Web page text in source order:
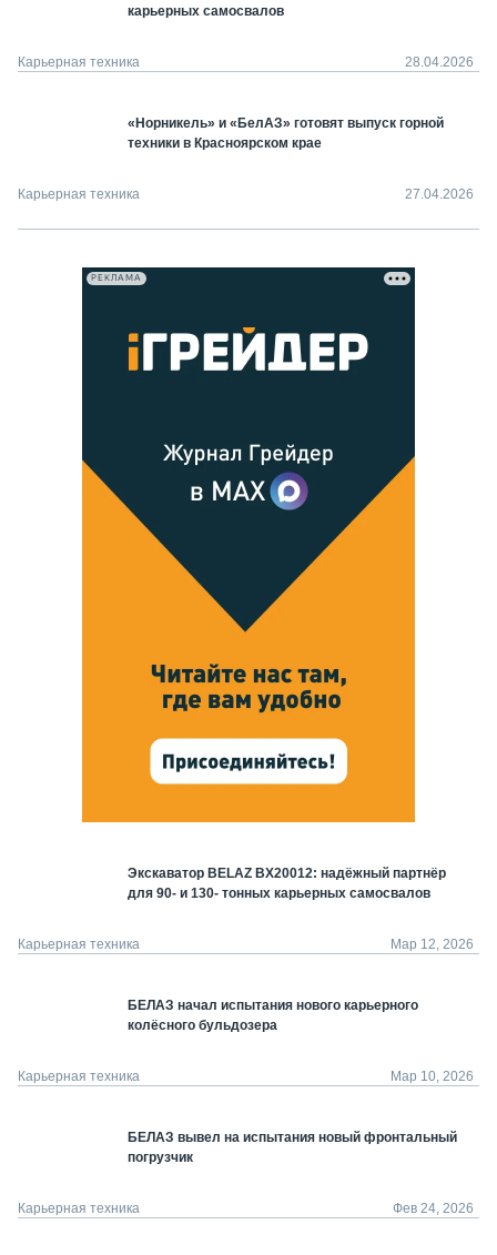
карьерных самосвалов
Карьерная техника 28.04.2026
«Норникель» и «БелАЗ» готовят выпуск горной
техники в Красноярском крае
Карьерная техника 27.04.2026
РЕКЛАМА
Экскаватор BELAZ BX20012: надёжный партнёр
для 90- и 130- тонных карьерных самосвалов
Карьерная техника Мар 12, 2026
БЕЛАЗ начал испытания нового карьерного
колёсного бульдозера
Карьерная техника Мар 10, 2026
БЕЛАЗ вывел на испытания новый фронтальный
погрузчик
Карьерная техника Фев 24, 2026